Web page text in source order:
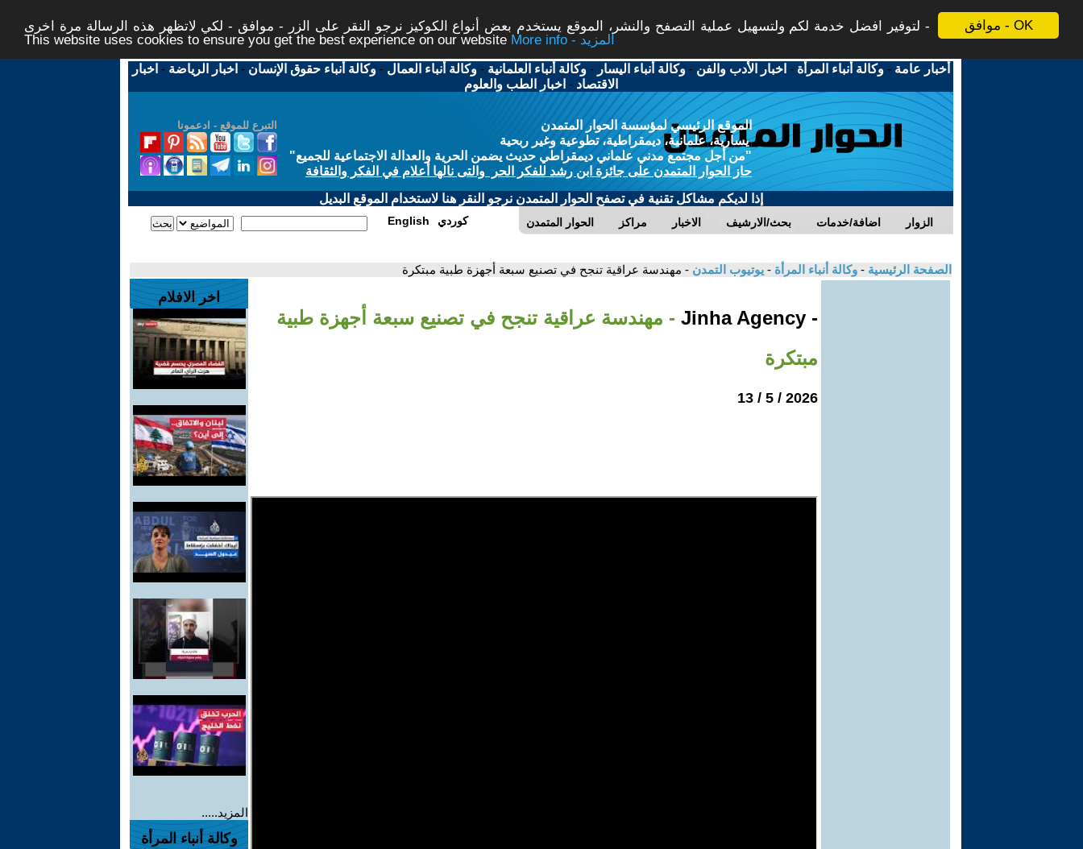
موافق - OK
لتوفير افضل خدمة لكم ولتسهيل عملية التصفح والنشر، الموقع يستخدم بعض أنواع الكوكيز نرجو النقر على الزر - موافق - لكي لاتظهر هذه الرسالة مرة اخرى -
This website uses cookies to ensure you get the best experience on our website
More info - المزيد
أخبار عامة -وكالة أنباء المرأة - اخبار الأدب والفن -وكالة أنباء اليسار -وكالة أنباء العلمانية -وكالة أنباء العمال -وكالة أنباء حقوق الإنسان - اخبار الرياضة - اخبار
الاقتصاد - اخبار الطب والعلوم
التبرع للموقع - ادعمونا
الموقع الرئيسي لمؤسسة الحوار المتمدن
يسارية، علمانية، ديمقراطية، تطوعية وغير ربحية
"من أجل مجتمع مدني علماني ديمقراطي حديث يضمن الحرية والعدالة الاجتماعية للجميع"
حاز الحوار المتمدن على جائزة ابن رشد للفكر الحر والتى نالها أعلام في الفكر والثقافة
إذا لديكم مشاكل تقنية في تصفح الحوار المتمدن نرجو النقر هنا لاستخدام الموقع البديل
الحوار المتمدن مراكز الاخبار بحث/الارشيف اضافة/خدمات الزوار English كوردي
الصفحة الرئيسية - وكالة أنباء المرأة - يوتيوب التمدن - مهندسة عراقية تنجح في تصنيع سبعة أجهزة طبية مبتكرة
- Jinha Agency
- مهندسة عراقية تنجح في تصنيع سبعة أجهزة طبية
مبتكرة
2026 / 5 / 13
اخر الافلام
المزيد.....
وكالة أنباء المرأة